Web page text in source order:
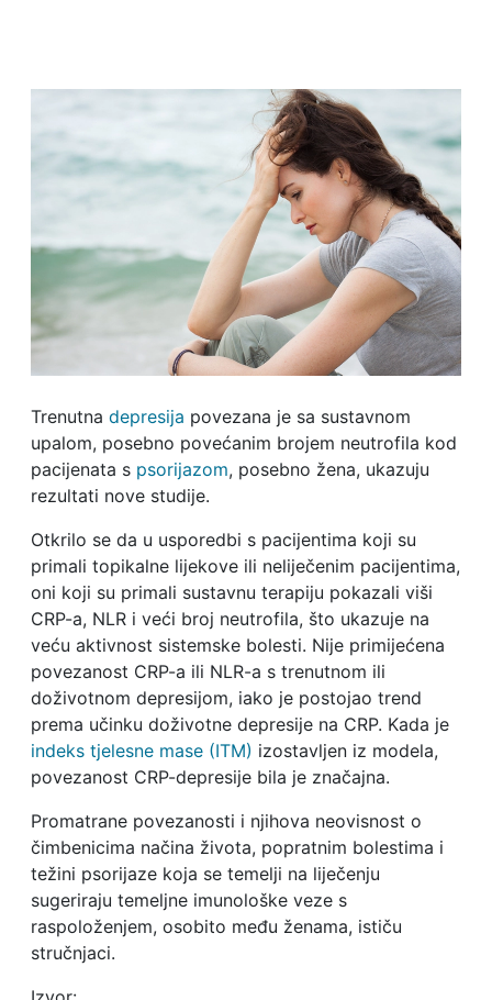
Trenutna depresija povezana je sa sustavnom
upalom, posebno povećanim brojem neutrofila kod
pacijenata s psorijazom, posebno žena, ukazuju
rezultati nove studije.
Otkrilo se da u usporedbi s pacijentima koji su
primali topikalne lijekove ili neliječenim pacijentima,
oni koji su primali sustavnu terapiju pokazali viši
CRP-a, NLR i veći broj neutrofila, što ukazuje na
veću aktivnost sistemske bolesti. Nije primijećena
povezanost CRP-a ili NLR-a s trenutnom ili
doživotnom depresijom, iako je postojao trend
prema učinku doživotne depresije na CRP. Kada je
indeks tjelesne mase (ITM) izostavljen iz modela,
povezanost CRP-depresije bila je značajna.
Promatrane povezanosti i njihova neovisnost o
čimbenicima načina života, popratnim bolestima i
težini psorijaze koja se temelji na liječenju
sugeriraju temeljne imunološke veze s
raspoloženjem, osobito među ženama, ističu
stručnjaci.